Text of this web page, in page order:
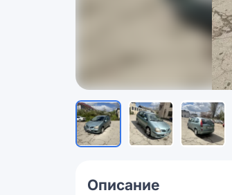
Описание